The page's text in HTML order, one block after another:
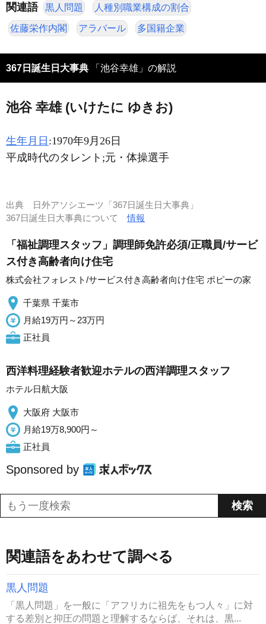
関連語 黒人問題 人種別職業構成の割合
佐藤栄作内閣 アラバール 多国籍企業
367日誕生日大事典 「池谷幸雄」の解説
池谷 幸雄 (いけたに ゆきお)
生年月日 :1970年9月26日
平成時代のタレント;元・体操選手
出典
日外アソシエーツ「367日誕生日大事典」
367日誕生日大事典について情報
「福祉調理スタッフ」調理師免許必須/正職員/サービ
ス付き高齢者向け住宅
株式会社フォレスト/サービス付き高齢者向け住宅 ポピーの家
千葉県 千葉市
月給19万円～23万円
正社員
西洋料理経験者歓迎ホテルの西洋調理スタッフ
ホテル日航大阪
大阪府 大阪市
月給19万8,900円～
正社員
Sponsored by
関連語をあわせて調べる
黒人問題
「黒人問題」を一般に「アフリカに祖先をもつ人々」に対
する差別と抑圧の問題と理解するならば、それは、黒...